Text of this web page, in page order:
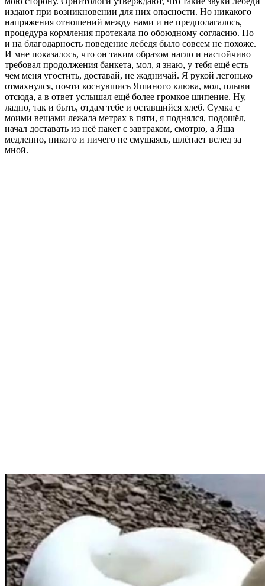
издают при возникновении для них опасности. Но никакого
напряжения отношений между нами и не предполагалось,
процедура кормления протекала по обоюдному согласию. Но
и на благодарность поведение лебедя было совсем не похоже.
И мне показалось, что он таким образом нагло и настойчиво
требовал продолжения банкета, мол, я знаю, у тебя ещё есть
чем меня угостить, доставай, не жадничай. Я рукой легонько
отмахнулся, почти коснувшись Яшиного клюва, мол, плыви
отсюда, а в ответ услышал ещё более громкое шипение. Ну,
ладно, так и быть, отдам тебе и оставшийся хлеб. Сумка с
моими вещами лежала метрах в пяти, я поднялся, подошёл,
начал доставать из неё пакет с завтраком, смотрю, а Яша
медленно, никого и ничего не смущаясь, шлёпает вслед за
мной.